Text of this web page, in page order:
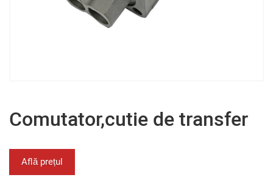
Comutator,cutie de transfer
Află prețul